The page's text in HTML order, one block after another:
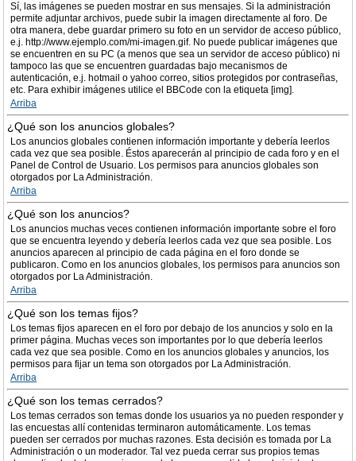
Sí, las imágenes se pueden mostrar en sus mensajes. Si la administración
permite adjuntar archivos, puede subir la imagen directamente al foro. De
otra manera, debe guardar primero su foto en un servidor de acceso público,
e.j. http://www.ejemplo.com/mi-imagen.gif. No puede publicar imágenes que
se encuentren en su PC (a menos que sea un servidor de acceso público) ni
tampoco las que se encuentren guardadas bajo mecanismos de
autenticación, e.j. hotmail o yahoo correo, sitios protegidos por contraseñas,
etc. Para exhibir imágenes utilice el BBCode con la etiqueta [img].
Arriba
¿Qué son los anuncios globales?
Los anuncios globales contienen información importante y debería leerlos
cada vez que sea posible. Éstos aparecerán al principio de cada foro y en el
Panel de Control de Usuario. Los permisos para anuncios globales son
otorgados por La Administración.
Arriba
¿Qué son los anuncios?
Los anuncios muchas veces contienen información importante sobre el foro
que se encuentra leyendo y debería leerlos cada vez que sea posible. Los
anuncios aparecen al principio de cada página en el foro donde se
publicaron. Como en los anuncios globales, los permisos para anuncios son
otorgados por La Administración.
Arriba
¿Qué son los temas fijos?
Los temas fijos aparecen en el foro por debajo de los anuncios y solo en la
primer página. Muchas veces son importantes por lo que debería leerlos
cada vez que sea posible. Como en los anuncios globales y anuncios, los
permisos para fijar un tema son otorgados por La Administración.
Arriba
¿Qué son los temas cerrados?
Los temas cerrados son temas donde los usuarios ya no pueden responder y
las encuestas allí contenidas terminaron automáticamente. Los temas
pueden ser cerrados por muchas razones. Esta decisión es tomada por La
Administración o un moderador. Tal vez pueda cerrar sus propios temas